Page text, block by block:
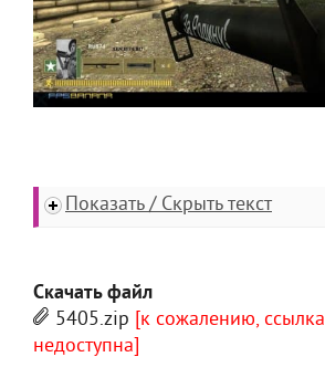
Показать / Скрыть текст
Скачать файл
5405.zip [к сожалению,
недоступна]